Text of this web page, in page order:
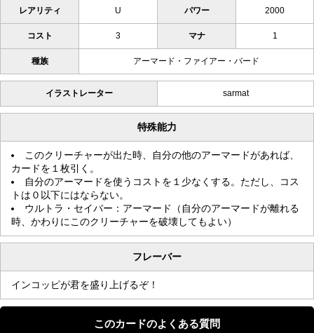
レアリティ U パワー 2000
コスト 3 マナ 1
種族 アーマード・ファイアー・バード
イラストレーター sarmat
特殊能力
このクリーチャーが出た時、自分の他のアーマードがあれば、
カードを１枚引く。
自分のアーマードを使うコストを１少なくする。ただし、コス
トは０以下にはならない。
ウルトラ・セイバー：アーマード（自分のアーマードが離れる
時、かわりにこのクリーチャーを破壊してもよい）
フレーバー
インコッピが君を盛り上げるぞ！
このカードのよくある質問